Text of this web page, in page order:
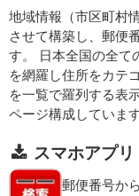
地域情報（市区町村
させて構築し、郵便
す。 日本全国の全て
を網羅し住所をカテ
を一覧で羅列する表
ページ構成しています
スマホアプリ
郵便番号か